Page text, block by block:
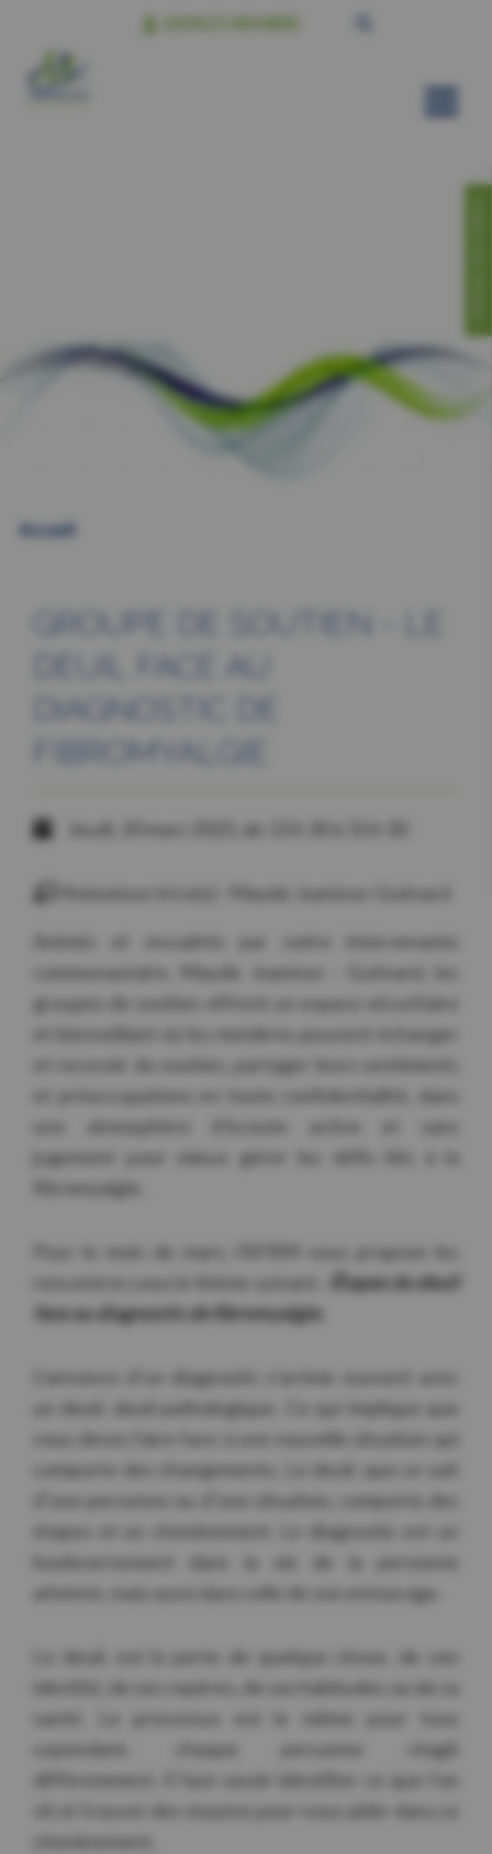
Accueil
GROUPE DE SOUTIEN - LE
DEUIL FACE AU
DIAGNOSTIC DE
FIBROMYALGIE
Jeudi, 20 mars 2025, de 13 h 30 à 15 h 30
Animateur.trice(s) : Maude Joanisse-Guénard
Animés et encadrés par notre intervenante
communautaire, Maude Joanisse - Guénard, les
groupes de soutien offrent un espace sécuritaire
et bienveillant où les membres peuvent échanger
et recevoir du soutien, partager leurs sentiments
et préoccupations en toute confidentialité, dans
une atmosphère d’écoute active et sans
jugement pour mieux gérer les défis liés à la
fibromyalgie.
Pour le mois de mars, l’AFRM vous propose les
rencontres sous le thème suivant :
Étapes du deuil
face au diagnostic de fibromyalgie.
L’annonce d’un diagnostic s’arrime souvent avec
un deuil, deuil pathologique. Ce qui implique que
vous devez faire face à une nouvelle situation qui
comporte des changements. Le deuil, que ce soit
d’une personne ou d’une situation, comporte des
étapes et un cheminement. Le diagnostic est un
bouleversement dans la vie de la personne
atteinte, mais aussi dans celle de son entourage.
Le deuil, est la perte de quelque chose, de son
identité, de ses repères, de ses habitudes ou de sa
santé. Le processus est le même pour tous
cependant, chaque personne réagit
différemment. Il faut savoir identifier ce que l’on
vit et trouver des moyens pour nous aider dans ce
cheminement.